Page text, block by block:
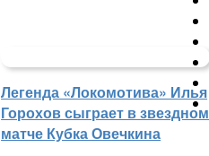
Легенда «Локомотива» Илья
Горохов сыграет в звездном
матче Кубка Овечкина